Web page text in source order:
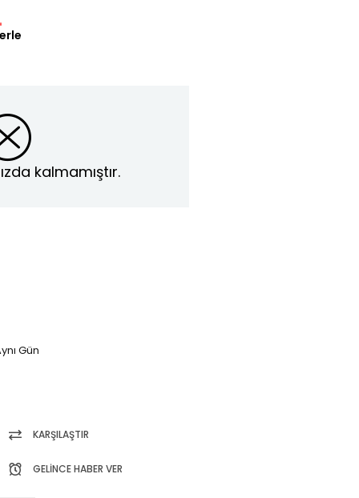
kalmamıştır.
Gün
KARŞILAŞTIR
GELINCE HABER VER